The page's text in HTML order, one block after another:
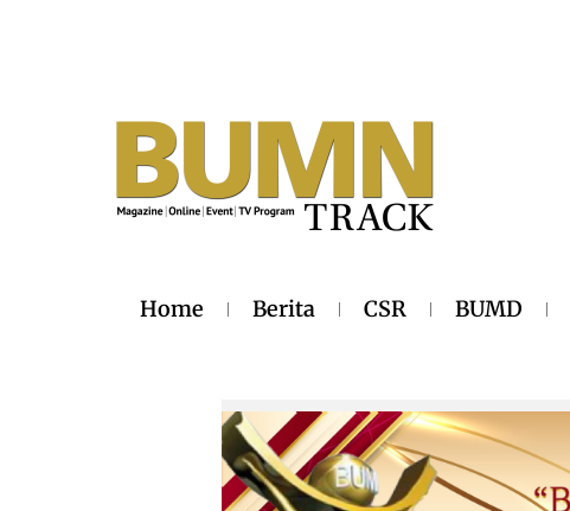
Home Berita CSR BUMD